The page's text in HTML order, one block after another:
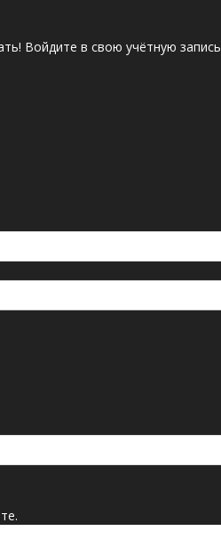
Войдите в свою учётную запись